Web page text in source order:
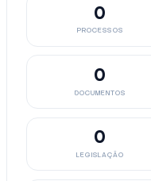
0
PROCESSOS
0
DOCUMENTOS
0
LEGISLAÇÃO